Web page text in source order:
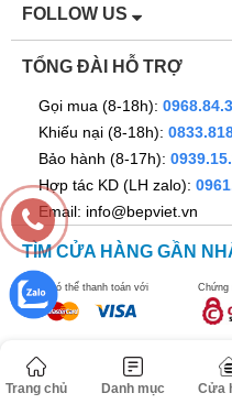
FOLLOW US
TỔNG ĐÀI HỖ TRỢ
Gọi mua (8-18h):
Khiếu nại (8-18h):
Bảo hành (8-17h):
Hợp tác KD (LH zalo):
Email: info@bepviet.vn
TÌM CỬA HÀNG GẦN
Bạn có thể thanh toán với Chứng
©2016 bepviet.vn - Công
Trang chủ Danh mục Cửa